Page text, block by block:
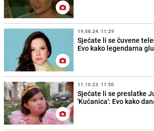
19.08.24. 11:29
Sjećate li se čuvene
Evo kako legendarna
11.10.23. 11:50
Sjećate li se preslatke
'Kućanica': Evo kako